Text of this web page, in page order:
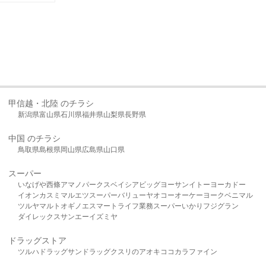
甲信越・北陸 のチラシ
新潟県富山県石川県福井県山梨県長野県
中国 のチラシ
鳥取県島根県岡山県広島県山口県
スーパー
いなげや西條アマノパークスベイシア ビッグヨーサンイトーヨーカドー
イオンカスミ マルエツスーパーバリューヤオコーオーケー ヨークベニマル
ツルヤマルト オギノ エスマート ライフ業務スーパーいかり フジグラン
ダイレックスサンエーイズミヤ
ドラッグストア
ツルハドラッグサンドラッグクスリのアオキ ココカラファイン